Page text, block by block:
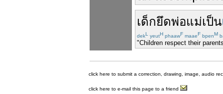
เด็กยึดพ่อแม่เป็น
dekL yeutH phaawF maaeF bpenM
"Children respect their
click here to submit a correction, drawing, image, audio
click here to e-mail this page to a friend